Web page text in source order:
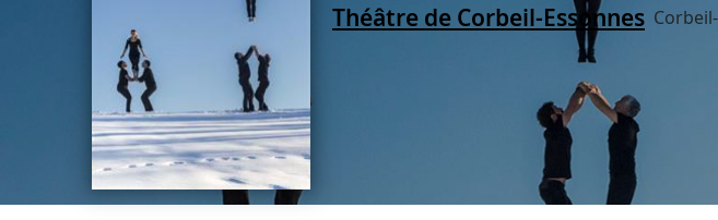
Théâtre de Corbeil-Essonnes